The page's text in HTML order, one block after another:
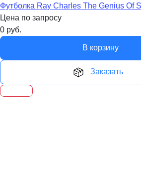
Футболка Ray Charles The Genius Of
Цена по запросу
0 руб.
В корзину
Заказать